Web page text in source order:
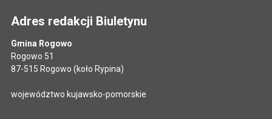
Adres redakcji Biuletynu
Gmina Rogowo
Rogowo 51
87-515 Rogowo (koło Rypina)
województwo kujawsko-pomorskie